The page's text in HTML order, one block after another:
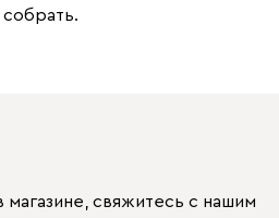
магазине, свяжитесь с нашим